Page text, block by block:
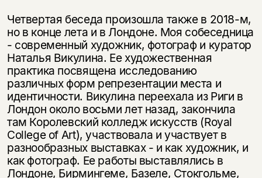
Четвертая беседа произошла также в 2018-м,
но в конце лета и в Лондоне. Моя собеседница
- современный художник, фотограф и куратор
Наталья Викулина. Ее художественная
практика посвящена исследованию
различных форм репрезентации места и
идентичности. Викулина переехала из Риги в
Лондон около восьми лет назад, закончила
там Королевский колледж искусств (Royal
College of Art), участвовала и участвует в
разнообразных выставках - и как художник, и
как фотограф. Ее работы выставлялись в
Лондоне, Бирмингеме, Базеле, Стокгольме,